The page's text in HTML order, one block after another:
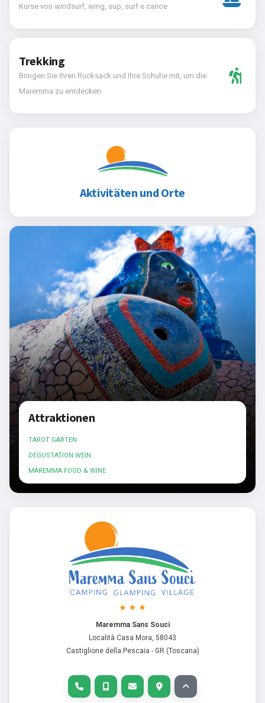
Kurse von windsurf, wing, sup, surf e canoe
Trekking
Bringen Sie Ihren Rucksack und Ihre Schuhe mit, um die
Maremma zu entdecken
Aktivitäten und Orte
Attraktionen
TAROT GARTEN
DEGUSTATION WEIN
MAREMMA FOOD & WINE
Maremma Sans Souci
Località Casa Mora, 58043
Castiglione della Pescaia - GR (Toscana)